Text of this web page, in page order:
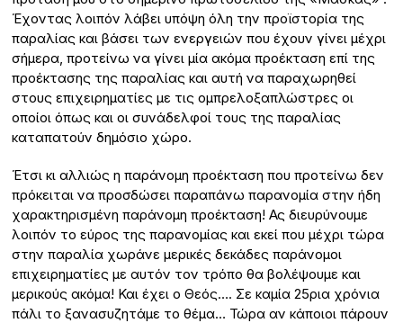
Έχοντας λοιπόν λάβει υπόψη όλη την προϊστορία της
παραλίας και βάσει των ενεργειών που έχουν γίνει μέχρι
σήμερα, προτείνω να γίνει μία ακόμα προέκταση επί της
προέκτασης της παραλίας και αυτή να παραχωρηθεί
στους επιχειρηματίες με τις ομπρελοξαπλώστρες οι
οποίοι όπως και οι συνάδελφοί τους της παραλίας
καταπατούν δημόσιο χώρο.
Έτσι κι αλλιώς η παράνομη προέκταση που προτείνω δεν
πρόκειται να προσδώσει παραπάνω παρανομία στην ήδη
χαρακτηρισμένη παράνομη προέκταση! Ας διευρύνουμε
λοιπόν το εύρος της παρανομίας και εκεί που μέχρι τώρα
στην παραλία χωράνε μερικές δεκάδες παράνομοι
επιχειρηματίες με αυτόν τον τρόπο θα βολέψουμε και
μερικούς ακόμα! Και έχει ο Θεός…. Σε καμία 25ρια χρόνια
πάλι το ξανασυζητάμε το θέμα… Τώρα αν κάποιοι πάρουν